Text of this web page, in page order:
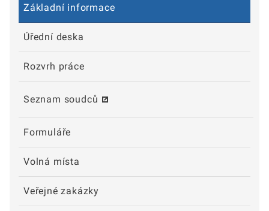
Základní informace
Úřední deska
Rozvrh práce
Seznam soudců
Formuláře
Volná místa
Veřejné zakázky